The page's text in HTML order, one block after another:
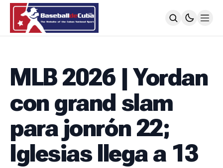
MLB
TODOS LOS JUEGOS
SIGUIENDO A LOS CUBANOS
CALENDARIO
POSICIONES
MLB 2026 | Yordan
con grand slam
para jonrón 22;
Iglesias llega a 13